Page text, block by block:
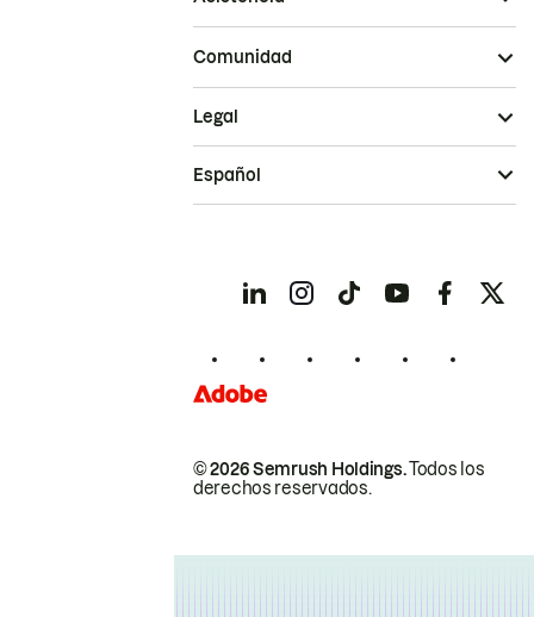
Comunidad
© 2026 Semrush Holdings.Todos los
derechos reservados.
Legal
Español